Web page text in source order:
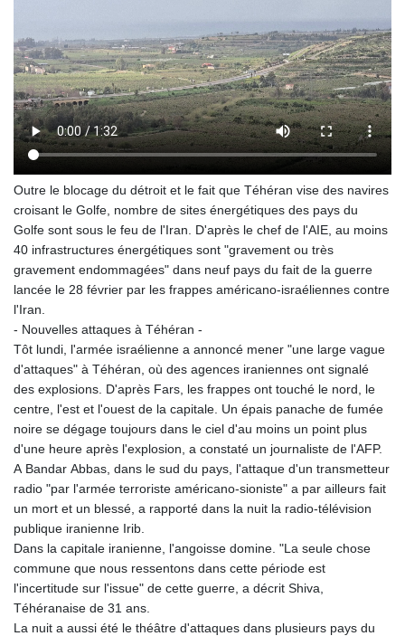
Outre le blocage du détroit et le fait que Téhéran vise des navires
croisant le Golfe, nombre de sites énergétiques des pays du
Golfe sont sous le feu de l'Iran. D'après le chef de l'AIE, au moins
40 infrastructures énergétiques sont "gravement ou très
gravement endommagées" dans neuf pays du fait de la guerre
lancée le 28 février par les frappes américano-israéliennes contre
l'Iran.
- Nouvelles attaques à Téhéran -
Tôt lundi, l'armée israélienne a annoncé mener "une large vague
d'attaques" à Téhéran, où des agences iraniennes ont signalé
des explosions. D'après Fars, les frappes ont touché le nord, le
centre, l'est et l'ouest de la capitale. Un épais panache de fumée
noire se dégage toujours dans le ciel d'au moins un point plus
d'une heure après l'explosion, a constaté un journaliste de l'AFP.
A Bandar Abbas, dans le sud du pays, l'attaque d'un transmetteur
radio "par l'armée terroriste américano-sioniste" a par ailleurs fait
un mort et un blessé, a rapporté dans la nuit la radio-télévision
publique iranienne Irib.
Dans la capitale iranienne, l'angoisse domine. "La seule chose
commune que nous ressentons dans cette période est
l'incertitude sur l'issue" de cette guerre, a décrit Shiva,
Téhéranaise de 31 ans.
La nuit a aussi été le théâtre d'attaques dans plusieurs pays du